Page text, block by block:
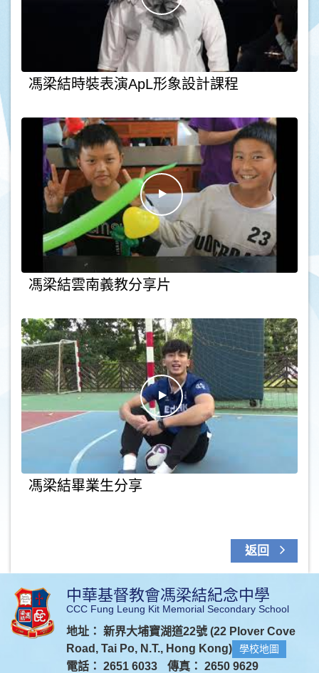
馮梁結時裝表演ApL形象設計課程
馮梁結雲南義教分享片
馮梁結畢業生分享
返回
中華基督教會馮梁結紀念中學
CCC Fung Leung Kit Memorial Secondary School
地址： 新界大埔寶湖道22號 (22 Plover Cove
Road, Tai Po, N.T., Hong Kong)
學校地圖
電話： 2651 6033 傳真： 2650 9629